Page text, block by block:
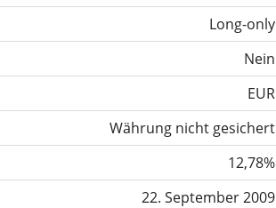
Long-only
Nein
EUR
Währung nicht gesichert
12,78%
22. September 2009